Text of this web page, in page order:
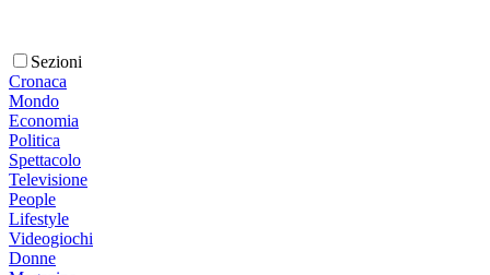
Sezioni
Cronaca
Mondo
Economia
Politica
Spettacolo
Televisione
People
Lifestyle
Videogiochi
Donne